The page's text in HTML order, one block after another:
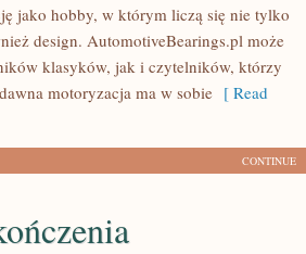
jako hobby, w którym liczą się nie tylko
design. AutomotiveBearings.pl może
klasyków, jak i czytelników, którzy
motoryzacja ma w sobie [ Read
CONTINUE